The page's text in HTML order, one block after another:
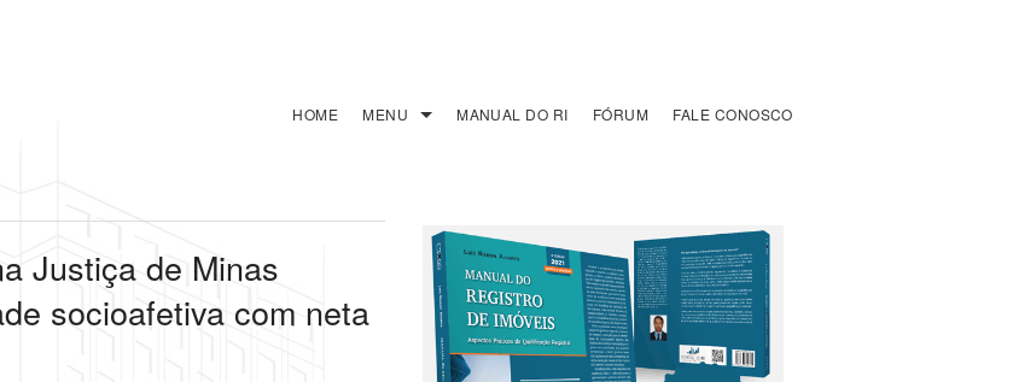
HOME MENU MANUAL DO RI FÓRUM FALE CONOSCO
Justiça de Minas
socioafetiva com neta